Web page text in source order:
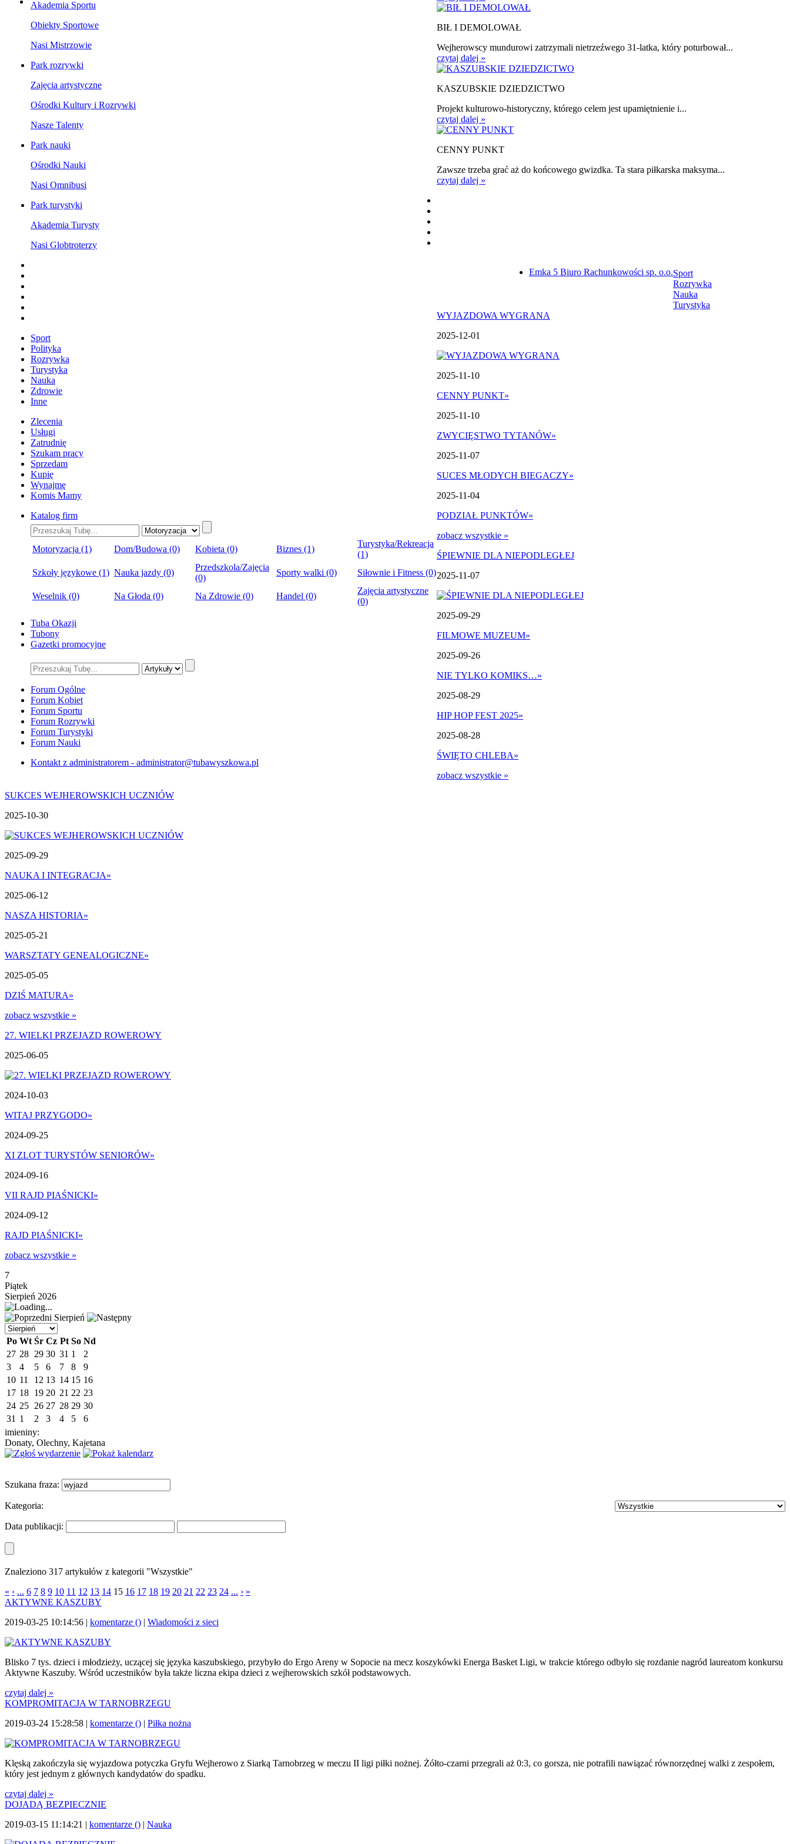
Akademia Sportu
Obiekty Sportowe
Nasi Mistrzowie
Park rozrywki
Zajęcia artystyczne
Ośrodki Kultury i Rozrywki
Nasze Talenty
Park nauki
Ośrodki Nauki
Nasi Omnibusi
Park turystyki
Akademia Turysty
Nasi Globtroterzy
Sport
Polityka
Rozrywka
Turystyka
Nauka
Zdrowie
Inne
Zlecenia
Usługi
Zatrudnię
Szukam pracy
Sprzedam
Kupię
Wynajmę
Komis Mamy
Katalog firm
Motoryzacja (1) Dom/Budowa (0) Kobieta (0) Biznes (1)
Turystyka/Rekreacja
(1)
Szkoły językowe (1) Nauka jazdy (0)
Przedszkola/Zajęcia
(0)
Sporty walki (0) Siłownie i Fitness (0)
Weselnik (0) Na Głoda (0) Na Zdrowie (0) Handel (0)
Zajęcia artystyczne
(0)
Tuba Okazji
Tubony
Gazetki promocyjne
Forum Ogólne
Forum Kobiet
Forum Sportu
Forum Rozrywki
Forum Turystyki
Forum Nauki
Kontakt z administratorem - administrator@tubawyszkowa.pl
BIŁ I DEMOLOWAŁ
Wejherowscy mundurowi zatrzymali nietrzeźwego 31-latka, który poturbował...
czytaj dalej »
KASZUBSKIE DZIEDZICTWO
Projekt kulturowo-historyczny, którego celem jest upamiętnienie i...
czytaj dalej »
CENNY PUNKT
Zawsze trzeba grać aż do końcowego gwizdka. Ta stara piłkarska maksyma...
czytaj dalej »
Emka 5 Biuro Rachunkowości sp. o.o.Sport
Rozrywka
Nauka
Turystyka
WYJAZDOWA WYGRANA
2025-12-01
2025-11-10
CENNY PUNKT»
2025-11-10
ZWYCIĘSTWO TYTANÓW»
2025-11-07
SUCES MŁODYCH BIEGACZY»
2025-11-04
PODZIAŁ PUNKTÓW»
zobacz wszystkie »
ŚPIEWNIE DLA NIEPODLEGŁEJ
2025-11-07
2025-09-29
FILMOWE MUZEUM»
2025-09-26
NIE TYLKO KOMIKS…»
2025-08-29
HIP HOP FEST 2025»
2025-08-28
ŚWIĘTO CHLEBA»
zobacz wszystkie »
SUKCES WEJHEROWSKICH UCZNIÓW
2025-10-30
2025-09-29
NAUKA I INTEGRACJA»
2025-06-12
NASZA HISTORIA»
2025-05-21
WARSZTATY GENEALOGICZNE»
2025-05-05
DZIŚ MATURA»
zobacz wszystkie »
27. WIELKI PRZEJAZD ROWEROWY
2025-06-05
2024-10-03
WITAJ PRZYGODO»
2024-09-25
XI ZLOT TURYSTÓW SENIORÓW»
2024-09-16
VII RAJD PIAŚNICKI»
2024-09-12
RAJD PIAŚNICKI»
zobacz wszystkie »
7
Piątek
Sierpień 2026
Sierpień
Po Wt Śr Cz Pt So Nd
27 28 29 30 31 1
2
3
4 5 6 7 8
9
10 11 12 13 14 15 16
17 18 19 20 21 22 23
24 25 26 27 28 29 30
31 1 2 3 4 5
6
imieniny:
Donaty, Olechny, Kajetana
Szukana fraza:
Kategoria:
Data publikacji:
Znaleziono 317 artykułów z kategorii "Wszystkie"
« ‹ ... 6 7 8 9 10 11 12 13 14 15 16 17 18 19 20 21 22 23 24 ... › »
AKTYWNE KASZUBY
2019-03-25 10:14:56 | komentarze () | Wiadomości z sieci
Blisko 7 tys. dzieci i młodzieży, uczącej się języka kaszubskiego, przybyło do Ergo Areny w Sopocie na mecz koszykówki Energa Basket Ligi, w trakcie którego odbyło się rozdanie nagród laureatom konkursu
Aktywne Kaszuby. Wśród uczestników była także liczna ekipa dzieci z wejherowskich szkół podstawowych.
czytaj dalej »
KOMPROMITACJA W TARNOBRZEGU
2019-03-24 15:28:58 | komentarze () | Piłka nożna
Klęską zakończyła się wyjazdowa potyczka Gryfu Wejherowo z Siarką Tarnobrzeg w meczu II ligi piłki nożnej. Żółto-czarni przegrali aż 0:3, co gorsza, nie potrafili nawiązać równorzędnej walki z zespołem,
który jest jednym z głównych kandydatów do spadku.
czytaj dalej »
DOJADĄ BEZPIECZNIE
2019-03-15 11:14:21 | komentarze () | Nauka